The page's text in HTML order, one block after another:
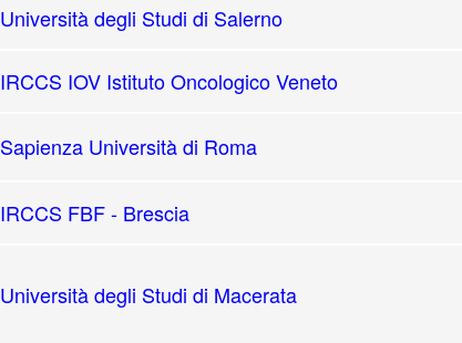
Università degli Studi di Salerno
IRCCS IOV Istituto Oncologico Veneto
Sapienza Università di Roma
IRCCS FBF - Brescia
Università degli Studi di Macerata